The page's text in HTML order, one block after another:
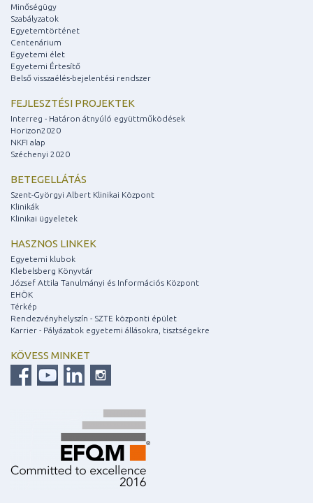
Minőségügy
Szabályzatok
Egyetemtörténet
Centenárium
Egyetemi élet
Egyetemi Értesítő
Belső visszaélés-bejelentési rendszer
FEJLESZTÉSI PROJEKTEK
Interreg - Határon átnyúló együttműködések
Horizon2020
NKFI alap
Széchenyi 2020
BETEGELLÁTÁS
Szent-Györgyi Albert Klinikai Központ
Klinikák
Klinikai ügyeletek
HASZNOS LINKEK
Egyetemi klubok
Klebelsberg Könyvtár
József Attila Tanulmányi és Információs Központ
EHÖK
Térkép
Rendezvényhelyszín - SZTE központi épület
Karrier - Pályázatok egyetemi állásokra, tisztségekre
KÖVESS MINKET